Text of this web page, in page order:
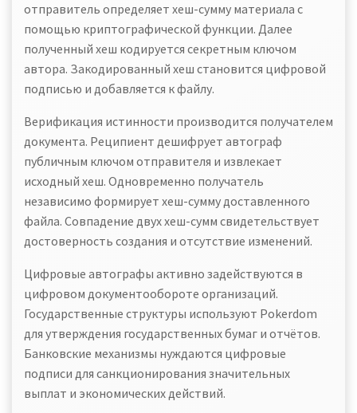
отправитель определяет хеш-сумму материала с
помощью криптографической функции. Далее
полученный хеш кодируется секретным ключом
автора. Закодированный хеш становится цифровой
подписью и добавляется к файлу.
Верификация истинности производится получателем
документа. Реципиент дешифрует автограф
публичным ключом отправителя и извлекает
исходный хеш. Одновременно получатель
независимо формирует хеш-сумму доставленного
файла. Совпадение двух хеш-сумм свидетельствует
достоверность создания и отсутствие изменений.
Цифровые автографы активно задействуются в
цифровом документообороте организаций.
Государственные структуры используют Pokerdom
для утверждения государственных бумаг и отчётов.
Банковские механизмы нуждаются цифровые
подписи для санкционирования значительных
выплат и экономических действий.